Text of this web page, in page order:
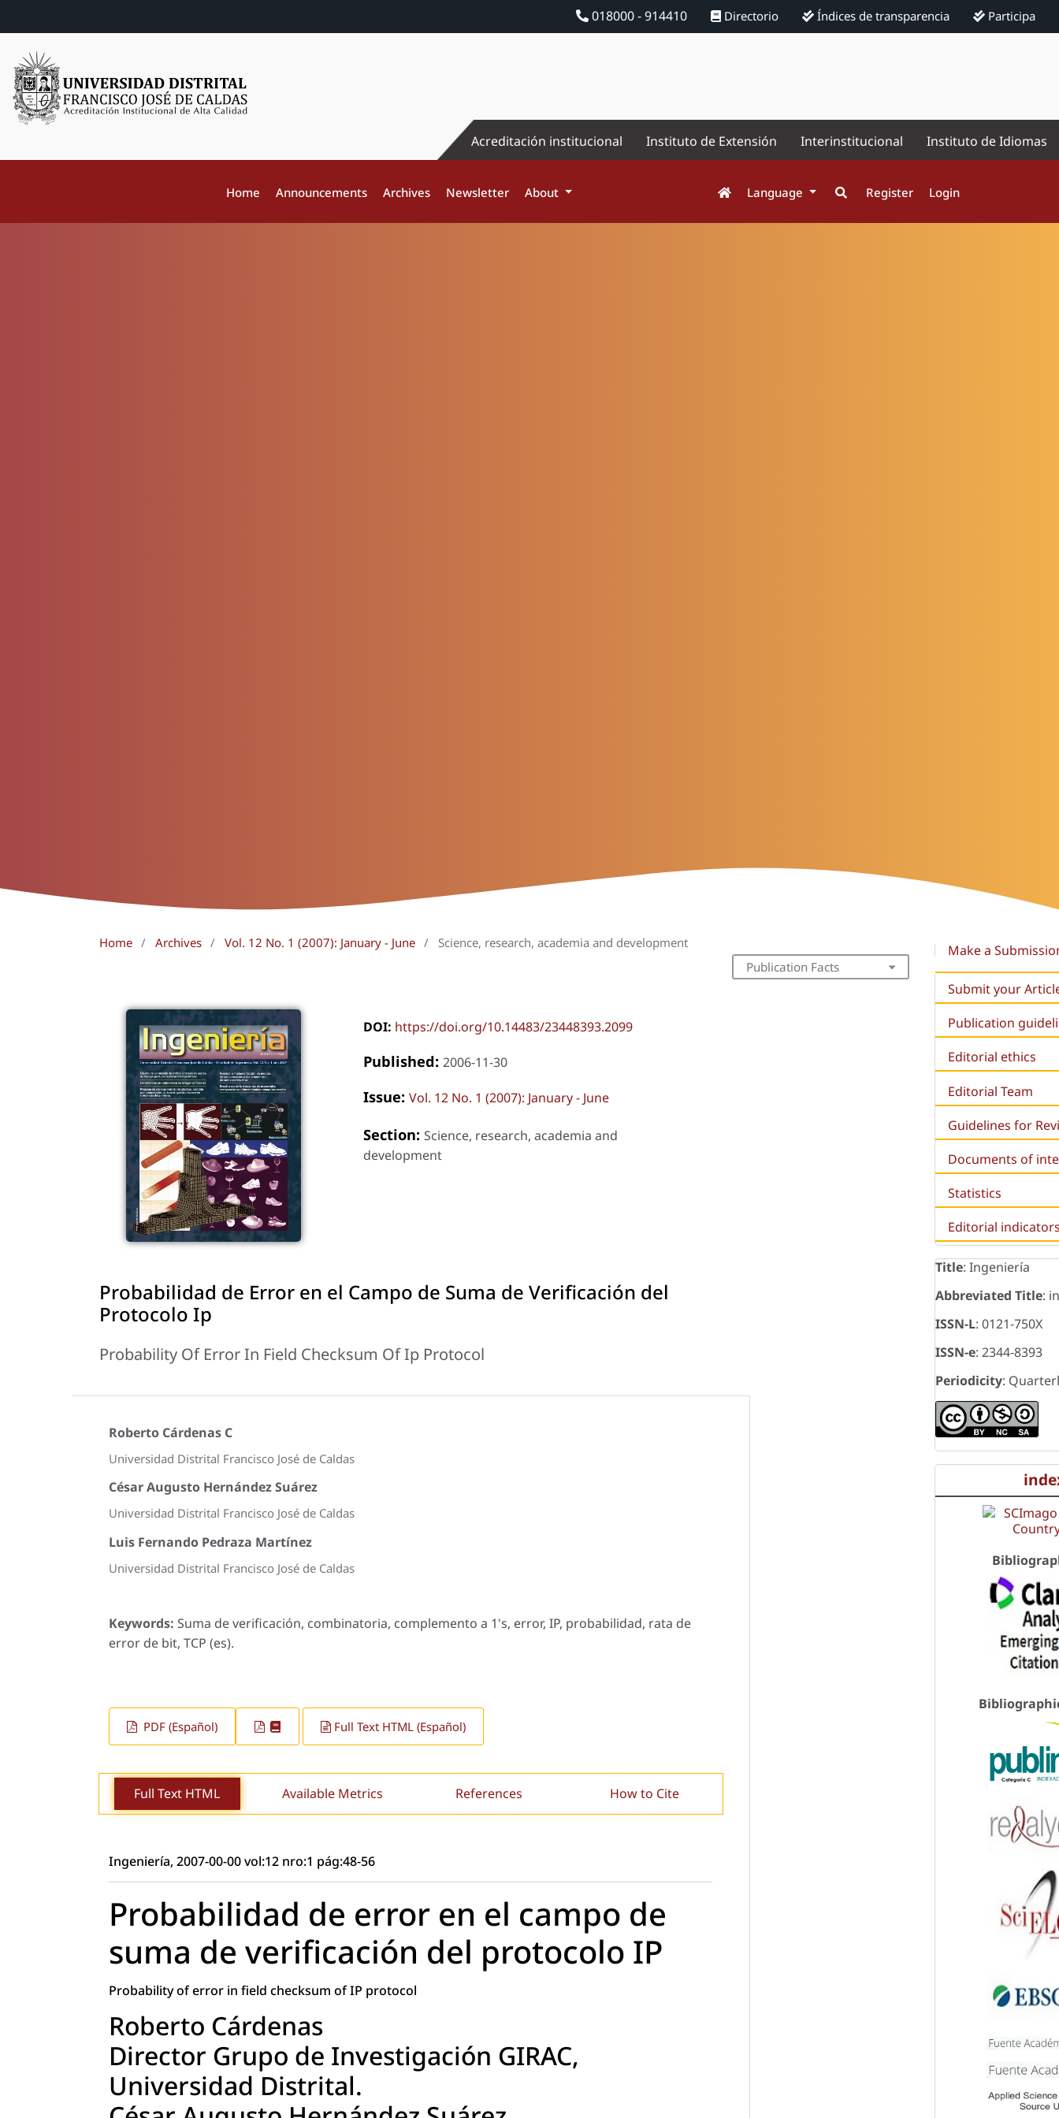
018000 - 914410 Directorio Índices de transparencia Participa
Acreditación institucional Instituto de Extensión Interinstitucional Instituto de Idiomas
Home Announcements Archives Newsletter About Language Register Login
Home / Archives / Vol. 12 No. 1 (2007): January - June / Science, research, academia and development
DOI: https://doi.org/10.14483/23448393.2099
Published: 2006-11-30
Issue: Vol. 12 No. 1 (2007): January - June
Section: Science, research, academia and
development
Probabilidad de Error en el Campo de Suma de Verificación del
Protocolo Ip
Probability Of Error In Field Checksum Of Ip Protocol
Roberto Cárdenas C
Universidad Distrital Francisco José de Caldas
César Augusto Hernández Suárez
Universidad Distrital Francisco José de Caldas
Luis Fernando Pedraza Martínez
Universidad Distrital Francisco José de Caldas
Keywords: Suma de verificación, combinatoria, complemento a 1's, error, IP, probabilidad, rata de
error de bit, TCP (es).
PDF (Español) Full Text HTML (Español)
Full Text HTML Available Metrics References How to Cite
Ingeniería, 2007-00-00 vol:12 nro:1 pág:48-56
Probabilidad de error en el campo de
suma de verificación del protocolo IP
Probability of error in field checksum of IP protocol
Roberto Cárdenas
Director Grupo de Investigación GIRAC,
Universidad Distrital.
Publication Facts
Make a
Submit your
Publication
Editorial ethics
Editorial Team
Guidelines for
Documents of
Statistics
Editorial
Title: Ingeniería
Abbreviated Title:
ISSN-L: 0121-750X
ISSN-e: 2344-8393
Periodicity: